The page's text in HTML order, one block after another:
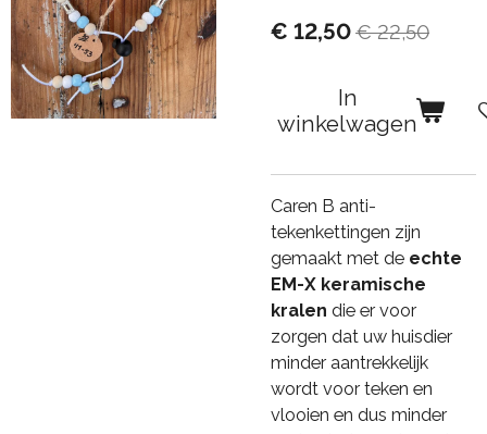
€ 12,50€ 22,50
In
winkelwagen
Caren B anti-
tekenkettingen zijn
gemaakt met de echte
EM-X keramische
kralen die er voor
zorgen dat uw huisdier
minder aantrekkelijk
wordt voor teken en
vlooien en dus minder